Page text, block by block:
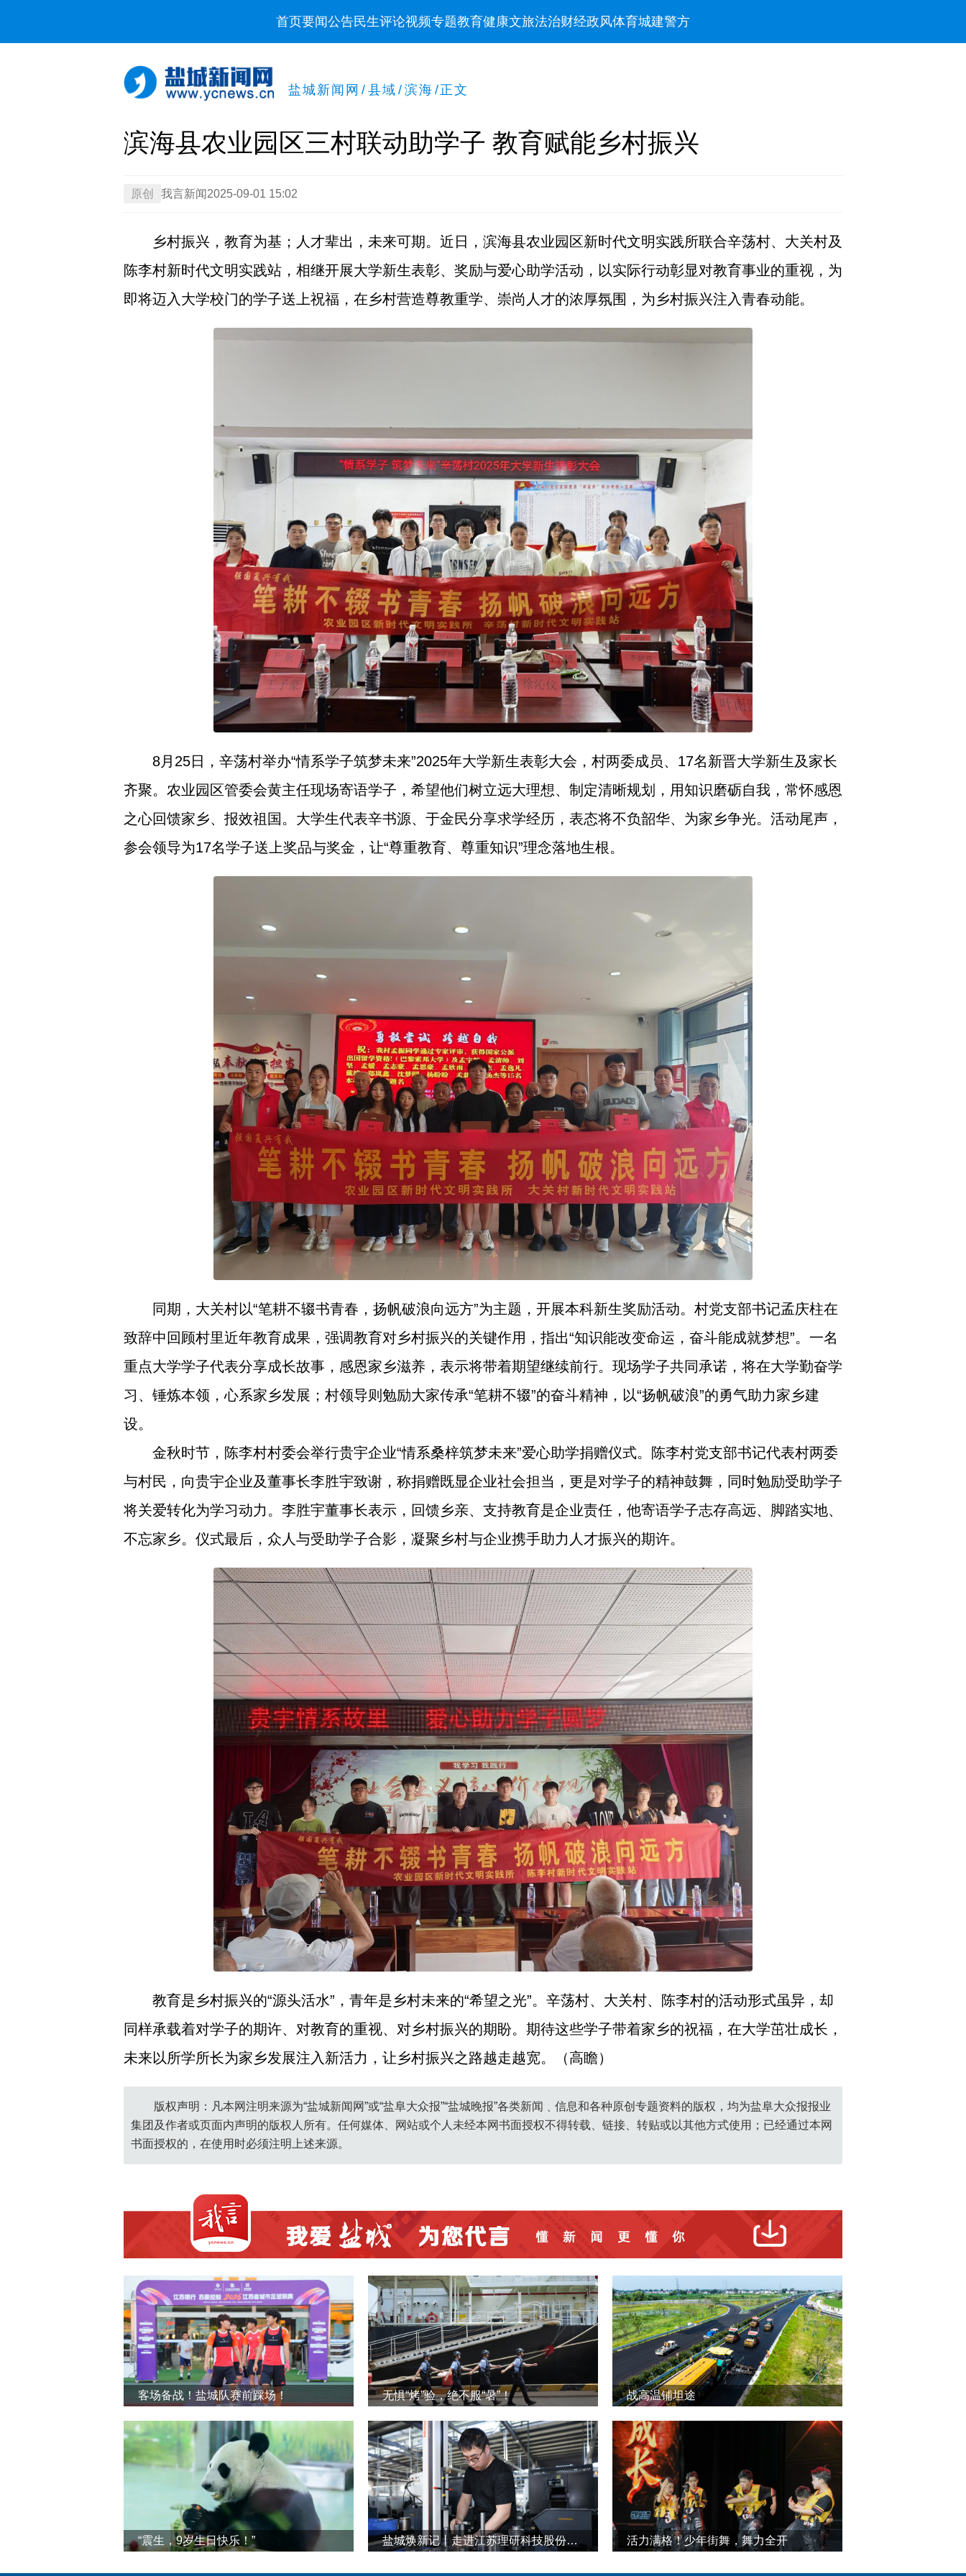
首页要闻公告民生评论视频专题教育健康文旅法治财经政风体育城建警方
盐城新闻网 / 县域 / 滨海 /正文
滨海县农业园区三村联动助学子 教育赋能乡村振兴
原创 我言新闻 2025-09-01 15:02
乡村振兴，教育为基；人才辈出，未来可期。近日，滨海县农业园区新时代文明实践所联合辛荡村、大关村及
陈李村新时代文明实践站，相继开展大学新生表彰、奖励与爱心助学活动，以实际行动彰显对教育事业的重视，为
即将迈入大学校门的学子送上祝福，在乡村营造尊教重学、崇尚人才的浓厚氛围，为乡村振兴注入青春动能。
8月25日，辛荡村举办“情系学子筑梦未来”2025年大学新生表彰大会，村两委成员、17名新晋大学新生及家长
齐聚。农业园区管委会黄主任现场寄语学子，希望他们树立远大理想、制定清晰规划，用知识磨砺自我，常怀感恩
之心回馈家乡、报效祖国。大学生代表辛书源、于金民分享求学经历，表态将不负韶华、为家乡争光。活动尾声，
参会领导为17名学子送上奖品与奖金，让“尊重教育、尊重知识”理念落地生根。
同期，大关村以“笔耕不辍书青春，扬帆破浪向远方”为主题，开展本科新生奖励活动。村党支部书记孟庆柱在
致辞中回顾村里近年教育成果，强调教育对乡村振兴的关键作用，指出“知识能改变命运，奋斗能成就梦想”。一名
重点大学学子代表分享成长故事，感恩家乡滋养，表示将带着期望继续前行。现场学子共同承诺，将在大学勤奋学
习、锤炼本领，心系家乡发展；村领导则勉励大家传承“笔耕不辍”的奋斗精神，以“扬帆破浪”的勇气助力家乡建
设。
金秋时节，陈李村村委会举行贵宇企业“情系桑梓筑梦未来”爱心助学捐赠仪式。陈李村党支部书记代表村两委
与村民，向贵宇企业及董事长李胜宇致谢，称捐赠既显企业社会担当，更是对学子的精神鼓舞，同时勉励受助学子
将关爱转化为学习动力。李胜宇董事长表示，回馈乡亲、支持教育是企业责任，他寄语学子志存高远、脚踏实地、
不忘家乡。仪式最后，众人与受助学子合影，凝聚乡村与企业携手助力人才振兴的期许。
教育是乡村振兴的“源头活水”，青年是乡村未来的“希望之光”。辛荡村、大关村、陈李村的活动形式虽异，却
同样承载着对学子的期许、对教育的重视、对乡村振兴的期盼。期待这些学子带着家乡的祝福，在大学茁壮成长，
未来以所学所长为家乡发展注入新活力，让乡村振兴之路越走越宽。（高瞻）
版权声明：凡本网注明来源为“盐城新闻网”或“盐阜大众报”“盐城晚报”各类新闻﹑信息和各种原创专题资料的版权，均为盐阜大众报报业
集团及作者或页面内声明的版权人所有。任何媒体、网站或个人未经本网书面授权不得转载、链接、转贴或以其他方式使用；已经通过本网
书面授权的，在使用时必须注明上述来源。
客场备战！盐城队赛前踩场！ 无惧“烤”验，绝不服“暑”！ 战高温铺坦途
“震生，9岁生日快乐！” 盐城焕新记丨走进江苏理研科技股份有限公司 活力满格！少年街舞，舞力全开